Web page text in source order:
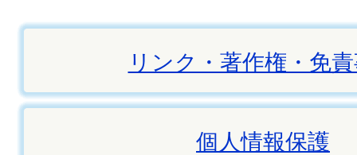
リンク・著作権・免
個人情報保護